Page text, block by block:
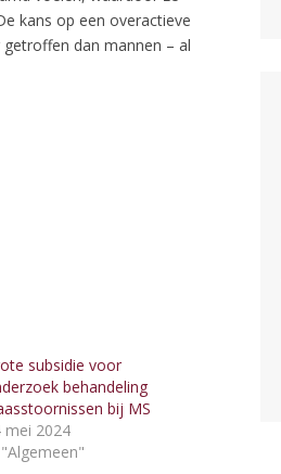
kans op een overactieve
dan mannen – al
subsidie voor
behandeling
bij MS
mei 2024